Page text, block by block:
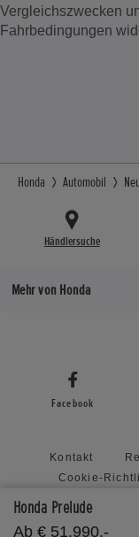
Honda Prelude
Ab € 51.990,-
Vergleichszwecken
Fahrbedingungen
Honda Automobil
Händlersuche
Mehr von Honda
Facebook
Kontakt
Cookie-